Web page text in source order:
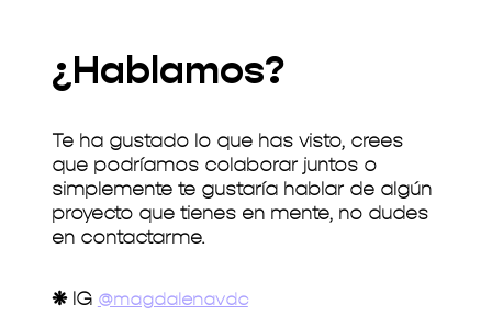
¿Hablamos?
Te ha gustado lo que has visto, crees
que podríamos colaborar juntos o
simplemente te gustaría hablar de algún
proyecto que tienes en mente, no dudes
en contactarme.
❋IG @magdalenavdc